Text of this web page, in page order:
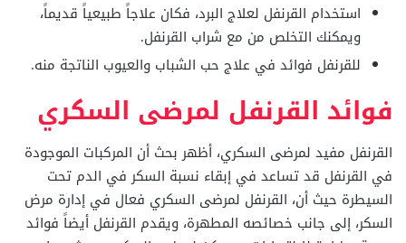
استخدام القرنفل لعلاج البرد، فكان علاجاً طبيعياً قديماً،
ويمكنك التخلص من مع شراب القرنفل.
للقرنفل فوائد في علاج حب الشباب والعيوب الناتجة منه.
فوائد القرنفل لمرضى السكري
القرنفل مفيد لمرضى السكري، أظهر بحث أن المركبات الموجودة
في القرنفل قد تساعد في إبقاء نسبة السكر في الدم تحت
السيطرة حيث أن، القرنفل لمرضى السكري فعال في إدارة مرض
السكر، إلى جانب خصائصه المطهرة، ويقدم القرنفل أيضاً فوائد